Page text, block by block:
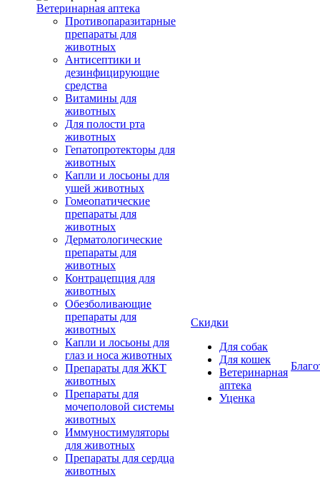
Ветеринарная аптека
Противопаразитарные
препараты для
животных
Антисептики и
дезинфицирующие
средства
Витамины для
животных
Для полости рта
животных
Гепатопротекторы для
животных
Капли и лосьоны для
ушей животных
Гомеопатические
препараты для
животных
Дерматологические
препараты для
животных
Контрацепция для
животных
Обезболивающие
препараты для
животных
Капли и лосьоны для
глаз и носа животных
Препараты для ЖКТ
животных
Препараты для
мочеполовой системы
животных
Иммуностимуляторы
для животных
Препараты для сердца
животных
Скидки
Для собак
Для кошек
Ветеринарная
аптека
Уценка